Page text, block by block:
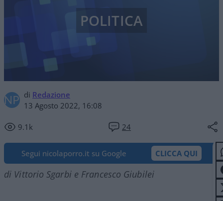
di Redazione
13 Agosto 2022, 16:08
9.1k 24
POLITICA
Segui nicolaporro.it su Google CLICCA QUI
di Vittorio Sgarbi e Francesco Giubilei